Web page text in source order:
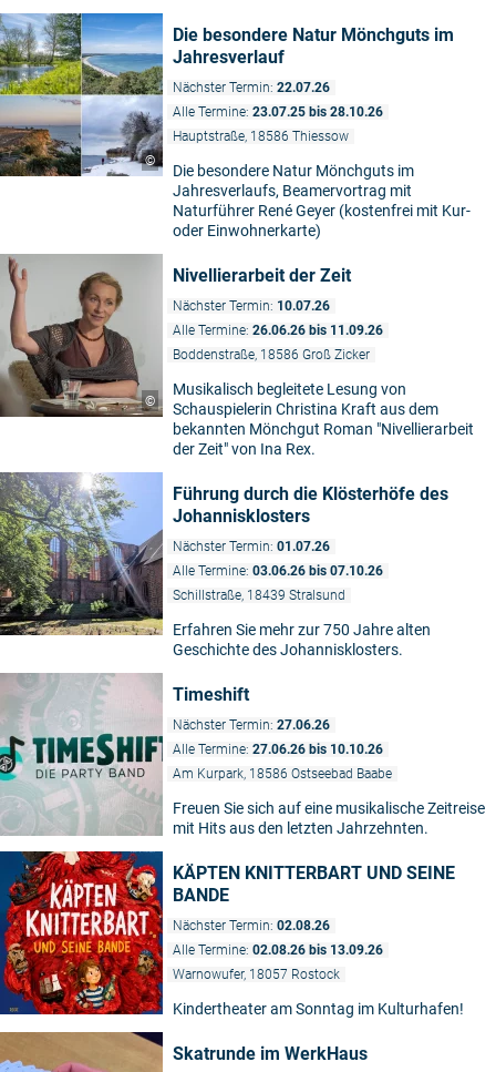
©
Die besondere Natur Mönchguts im
Jahresverlauf
Nächster Termin: 22.07.26
Alle Termine: 23.07.25 bis 28.10.26
Hauptstraße, 18586 Thiessow
Die besondere Natur Mönchguts im
Jahresverlaufs, Beamervortrag mit
Naturführer René Geyer (kostenfrei mit Kur-
oder Einwohnerkarte)
©
Nivellierarbeit der Zeit
Nächster Termin: 10.07.26
Alle Termine: 26.06.26 bis 11.09.26
Boddenstraße, 18586 Groß Zicker
Musikalisch begleitete Lesung von
Schauspielerin Christina Kraft aus dem
bekannten Mönchgut Roman "Nivellierarbeit
der Zeit" von Ina Rex.
Führung durch die Klösterhöfe des
Johannisklosters
Nächster Termin: 01.07.26
Alle Termine: 03.06.26 bis 07.10.26
Schillstraße, 18439 Stralsund
Erfahren Sie mehr zur 750 Jahre alten
Geschichte des Johannisklosters.
Timeshift
Nächster Termin: 27.06.26
Alle Termine: 27.06.26 bis 10.10.26
Am Kurpark, 18586 Ostseebad Baabe
Freuen Sie sich auf eine musikalische Zeitreise
mit Hits aus den letzten Jahrzehnten.
KÄPTEN KNITTERBART UND SEINE
BANDE
Nächster Termin: 02.08.26
Alle Termine: 02.08.26 bis 13.09.26
Warnowufer, 18057 Rostock
Kindertheater am Sonntag im Kulturhafen!
Skatrunde im WerkHaus